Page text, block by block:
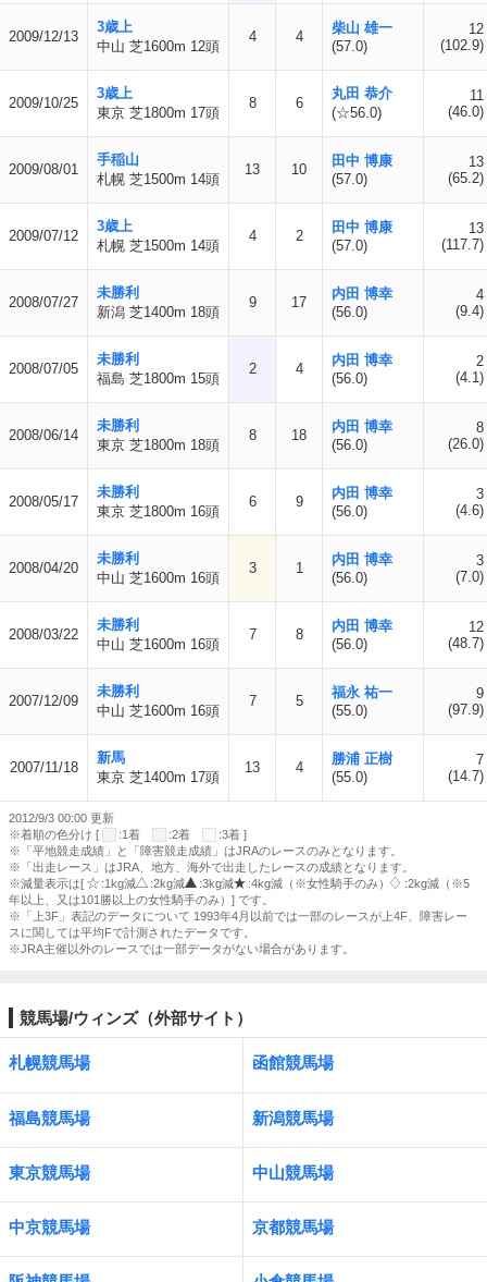
2009/12/13
3歳上
中山 芝1600m 12頭
4 4
柴山 雄一
(57.0)
12
(102.9)
2009/10/25
3歳上
東京 芝1800m 17頭
8 6
丸田 恭介
(☆56.0)
11
(46.0)
2009/08/01
手稲山
札幌 芝1500m 14頭
13 10
田中 博康
(57.0)
13
(65.2)
2009/07/12
3歳上
札幌 芝1500m 14頭
4 2
田中 博康
(57.0)
13
(117.7)
2008/07/27
未勝利
新潟 芝1400m 18頭
9 17
内田 博幸
(56.0)
4
(9.4)
2008/07/05
未勝利
福島 芝1800m 15頭
2 4
内田 博幸
(56.0)
2
(4.1)
2008/06/14
未勝利
東京 芝1800m 18頭
8 18
内田 博幸
(56.0)
8
(26.0)
2008/05/17
未勝利
東京 芝1800m 16頭
6 9
内田 博幸
(56.0)
3
(4.6)
2008/04/20
未勝利
中山 芝1600m 16頭
3 1
内田 博幸
(56.0)
3
(7.0)
2008/03/22
未勝利
中山 芝1600m 16頭
7 8
内田 博幸
(56.0)
12
(48.7)
2007/12/09
未勝利
中山 芝1600m 16頭
7 5
福永 祐一
(55.0)
9
(97.9)
2007/11/18
新馬
東京 芝1400m 17頭
13 4
勝浦 正樹
(55.0)
7
(14.7)
2012/9/3 00:00 更新
※着順の色分け [
:1着 :2着
:3着 ]
※「平地競走成績」と「障害競走成績」はJRAのレースのみとなります。
※「出走レース」はJRA、地方、海外で出走したレースの成績となります。
※減量表示は[
:1kg減 :2kg減 :3kg減 :4kg減（※女性騎手のみ）
:2kg減（※5
年以上、又は101勝以上の女性騎手のみ）] です。
※「上3F」表記のデータについて 1993年4月以前では一部のレースが上4F、障害レー
スに関しては平均Fで計測されたデータです。
※JRA主催以外のレースでは一部データがない場合があります。
競馬場/ウィンズ（外部サイト）
札幌競馬場 函館競馬場
福島競馬場 新潟競馬場
東京競馬場 中山競馬場
中京競馬場 京都競馬場